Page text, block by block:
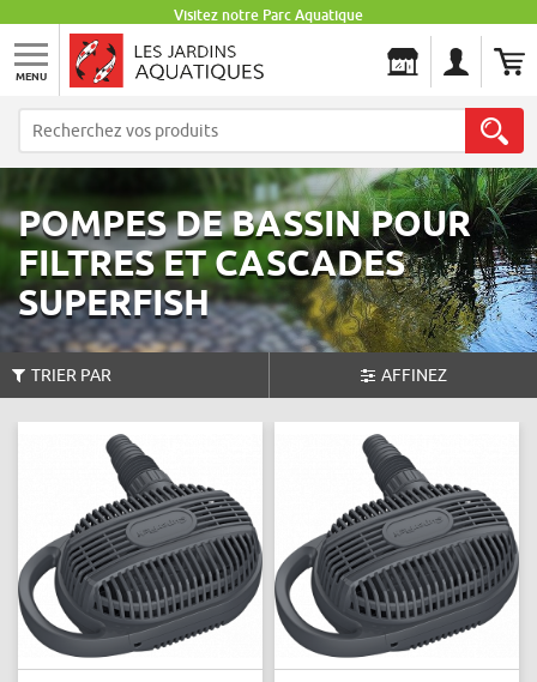
Visitez notre Parc Aquatique
MENU
POMPES DE BASSIN POUR
FILTRES ET CASCADES
SUPERFISH
TRIER PAR AFFINEZ